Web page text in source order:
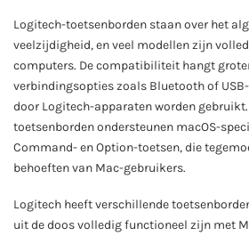
Logitech-toetsenborden staan over het
veelzijdigheid, en veel modellen zijn
computers. De compatibiliteit hangt
verbindingsopties zoals Bluetooth of
door Logitech-apparaten worden gebruikt.
toetsenborden ondersteunen macOS-
Command- en Option-toetsen, die
behoeften van Mac-gebruikers.
Logitech heeft verschillende
uit de doos volledig functioneel zijn met